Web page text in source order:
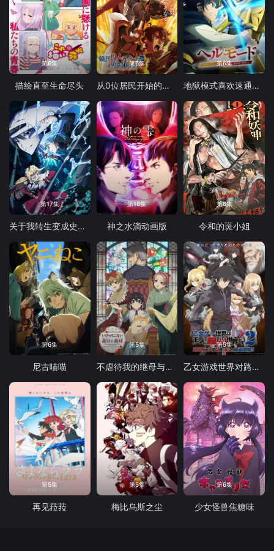
第6集
描绘直至生命尽头
第6集
从0位居民开始的边境领主大人
第6集
地狱模式喜欢速通游戏的玩家在废设定异世界无双 第二季
第17集
关于我转生变成史莱姆这档事第四季
第18集
神之水滴动画版
第6集
令和的斑小姐
第6集
尼古喵喵
第5集
不虐待我的继母与继姐
第5集
乙女游戏世界对路人角色很不友好 第二季
第5集
再见菈菈
第5集
梅比乌斯之尘
第6集
少女怪兽焦糖味